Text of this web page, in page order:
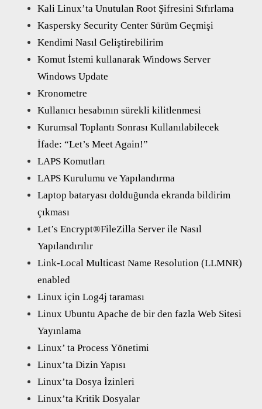
Kali Linux’ta Unutulan Root Şifresini Sıfırlama
Kaspersky Security Center Sürüm Geçmişi
Kendimi Nasıl Geliştirebilirim
Komut İstemi kullanarak Windows Server
Windows Update
Kronometre
Kullanıcı hesabının sürekli kilitlenmesi
Kurumsal Toplantı Sonrası Kullanılabilecek
İfade: “Let’s Meet Again!”
LAPS Komutları
LAPS Kurulumu ve Yapılandırma
Laptop bataryası dolduğunda ekranda bildirim
çıkması
Let’s Encrypt®FileZilla Server ile Nasıl
Yapılandırılır
Link-Local Multicast Name Resolution (LLMNR)
enabled
Linux için Log4j taraması
Linux Ubuntu Apache de bir den fazla Web Sitesi
Yayınlama
Linux’ ta Process Yönetimi
Linux’ta Dizin Yapısı
Linux’ta Dosya İzinleri
Linux’ta Kritik Dosyalar